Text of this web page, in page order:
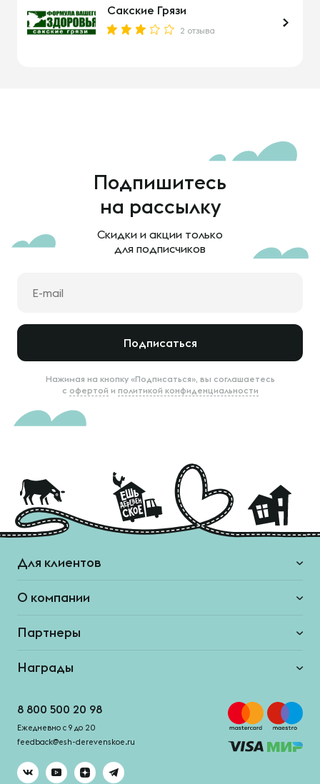
Сакские Грязи
2 отзыва
Подпишитесь
на рассылку
Скидки и акции только
для подписчиков
Подписаться
Нажимая на кнопку «Подписаться», вы соглашаетесь
с офертой и политикой конфиденциальности
Для клиентов
О компании
Партнеры
Награды
8 800 500 20 98
Ежедневно с 9 до 20
feedback@esh-derevenskoe.ru